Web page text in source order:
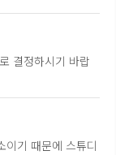
결정하시기 바랍
이기 때문에 스튜디